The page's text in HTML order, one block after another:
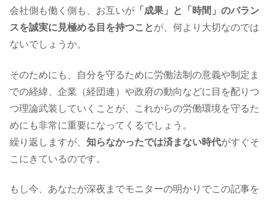
会社側も働く側も、お互いが 「成果」と「時間」のバラン
スを誠実に見極める目を持つことが、何より大切なのでは
ないでしょうか。
そのためにも、自分を守るために労働法制の意義や制定ま
での経緯、企業（経団連）や政府の動向などに目を配りつ
つ理論武装していくことが、これからの労働環境を守るた
めにも非常に重要になってくるでしょう。
繰り返しますが、 知らなかったでは済まない時代がすぐそ
こにきているのです。
もし今、あなたが深夜までモニターの明かりでこの記事を